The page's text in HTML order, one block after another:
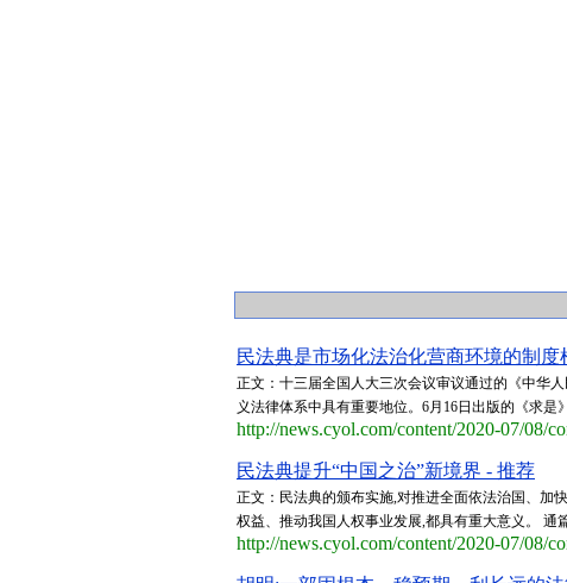
民法典是市场化法治化营商环境的制度
正文：十三届全国人大三次会议审议通过的《中华
义法律体系中具有重要地位。6月16日出版的《求
http://news.cyol.com/content/2020-07/08/
民法典提升“中国之治”新境界 - 推荐
正文：民法典的颁布实施,对推进全面依法治国、加
权益、推动我国人权事业发展,都具有重大意义。 通
http://news.cyol.com/content/2020-07/08/